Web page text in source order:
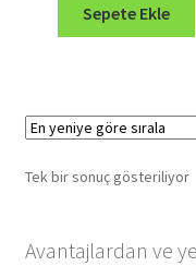
Sepete Ekle
Tek bir sonuç gösteriliyor
Avantajlardan ve